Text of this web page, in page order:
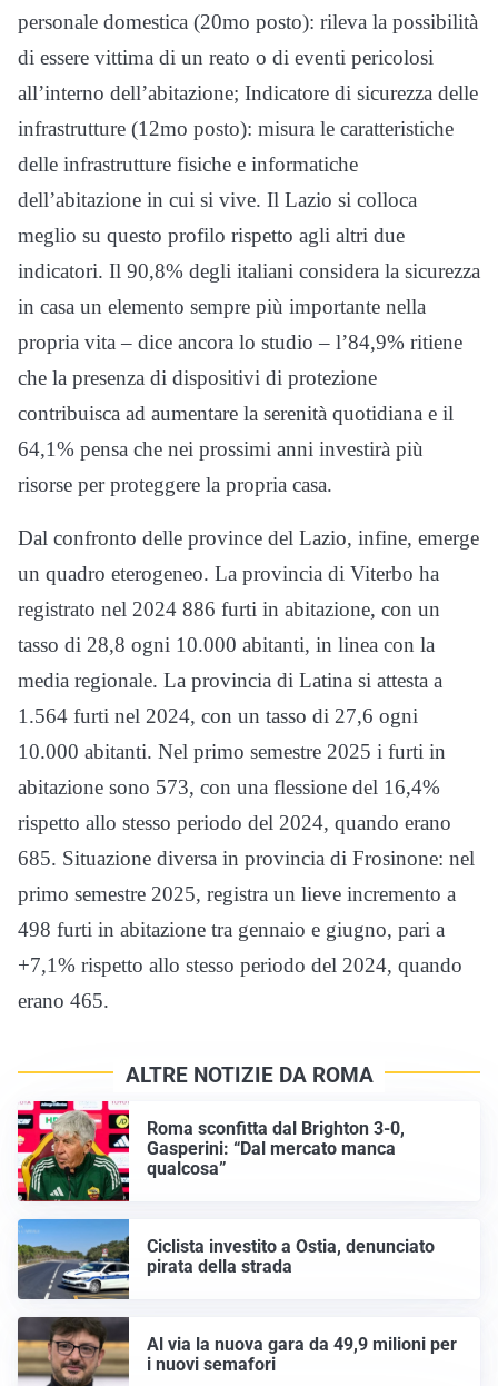
personale domestica (20mo posto): rileva la possibilità
di essere vittima di un reato o di eventi pericolosi
all’interno dell’abitazione; Indicatore di sicurezza delle
infrastrutture (12mo posto): misura le caratteristiche
delle infrastrutture fisiche e informatiche
dell’abitazione in cui si vive. Il Lazio si colloca
meglio su questo profilo rispetto agli altri due
indicatori. Il 90,8% degli italiani considera la sicurezza
in casa un elemento sempre più importante nella
propria vita – dice ancora lo studio – l’84,9% ritiene
che la presenza di dispositivi di protezione
contribuisca ad aumentare la serenità quotidiana e il
64,1% pensa che nei prossimi anni investirà più
risorse per proteggere la propria casa.
Dal confronto delle province del Lazio, infine, emerge
un quadro eterogeneo. La provincia di Viterbo ha
registrato nel 2024 886 furti in abitazione, con un
tasso di 28,8 ogni 10.000 abitanti, in linea con la
media regionale. La provincia di Latina si attesta a
1.564 furti nel 2024, con un tasso di 27,6 ogni
10.000 abitanti. Nel primo semestre 2025 i furti in
abitazione sono 573, con una flessione del 16,4%
rispetto allo stesso periodo del 2024, quando erano
685. Situazione diversa in provincia di Frosinone: nel
primo semestre 2025, registra un lieve incremento a
498 furti in abitazione tra gennaio e giugno, pari a
+7,1% rispetto allo stesso periodo del 2024, quando
erano 465.
ALTRE NOTIZIE DA ROMA
Roma sconfitta dal Brighton 3-0,
Gasperini: “Dal mercato manca
qualcosa”
Ciclista investito a Ostia, denunciato
pirata della strada
Al via la nuova gara da 49,9 milioni per
i nuovi semafori